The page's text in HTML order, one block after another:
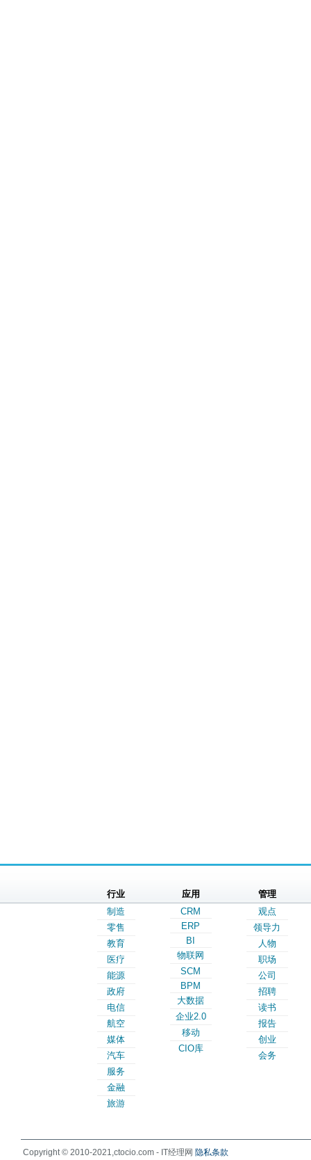
行业
制造
零售
教育
医疗
能源
政府
电信
航空
媒体
汽车
服务
金融
旅游
应用
CRM
ERP
BI
物联网
SCM
BPM
大数据
企业2.0
移动
CIO库
管理
观点
领导力
人物
职场
公司
招聘
读书
报告
创业
会务
Copyright © 2010-2021,ctocio.com - IT经理网 隐私条款